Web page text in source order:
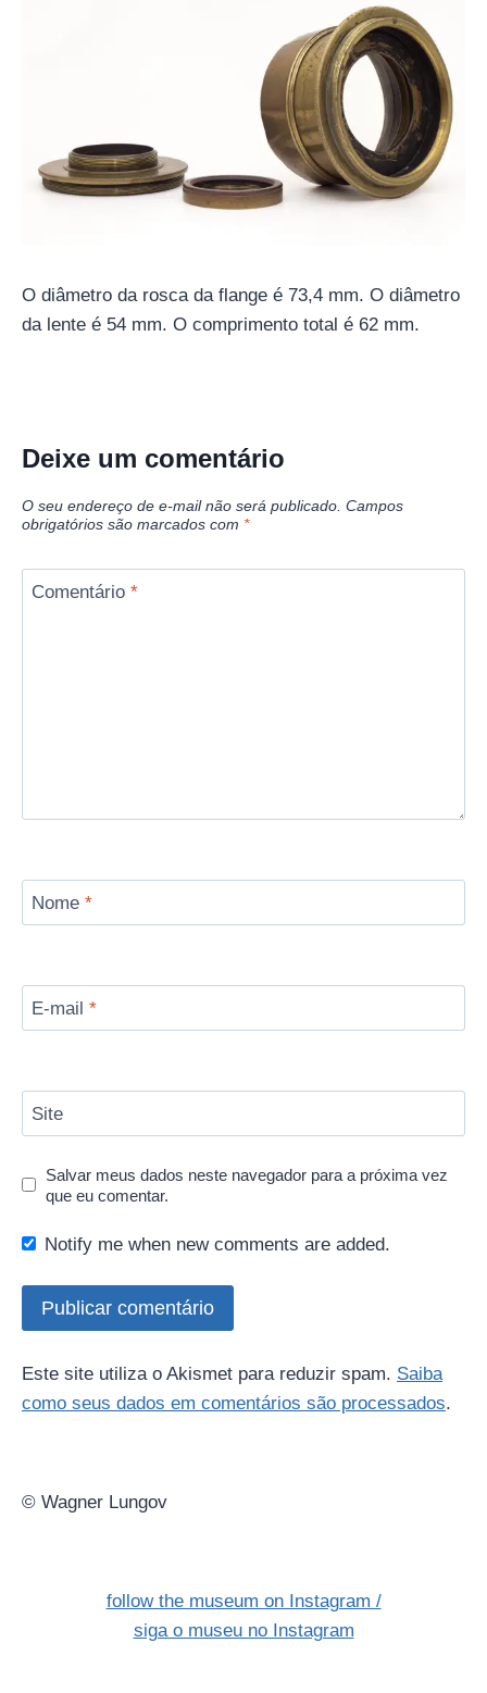
O diâmetro da rosca da flange é 73,4 mm. O diâmetro
da lente é 54 mm. O comprimento total é 62 mm.
Deixe um comentário
O seu endereço de e-mail não será publicado. Campos
obrigatórios são marcados com *
Comentário *
Nome *
E-mail *
Site
Salvar meus dados neste navegador para a próxima vez
que eu comentar.
Notify me when new comments are added.
Este site utiliza o Akismet para reduzir spam. Saiba
como seus dados em comentários são processados.
© Wagner Lungov
follow the museum on Instagram /
siga o museu no Instagram